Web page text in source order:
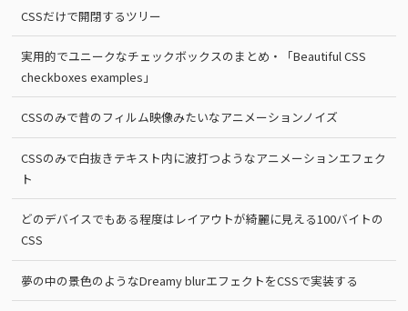
CSSだけで開閉するツリー
実用的でユニークなチェックボックスのまとめ・「Beautiful CSS
checkboxes examples」
CSSのみで昔のフィルム映像みたいなアニメーションノイズ
CSSのみで白抜きテキスト内に波打つようなアニメーションエフェク
ト
どのデバイスでもある程度はレイアウトが綺麗に見える100バイトの
CSS
夢の中の景色のようなDreamy blurエフェクトをCSSで実装する